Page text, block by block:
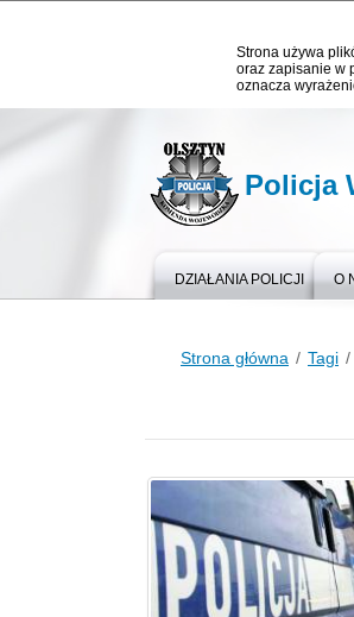
Strona używa
oraz zapisanie w
oznacza
Policja
DZIAŁANIA POLICJI O
Strona główna Tagi